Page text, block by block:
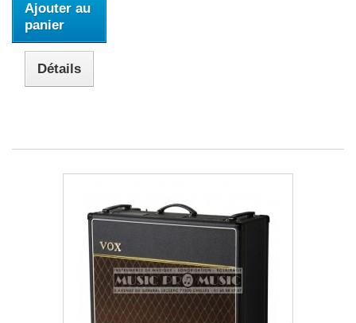
Ajouter au
panier
Détails